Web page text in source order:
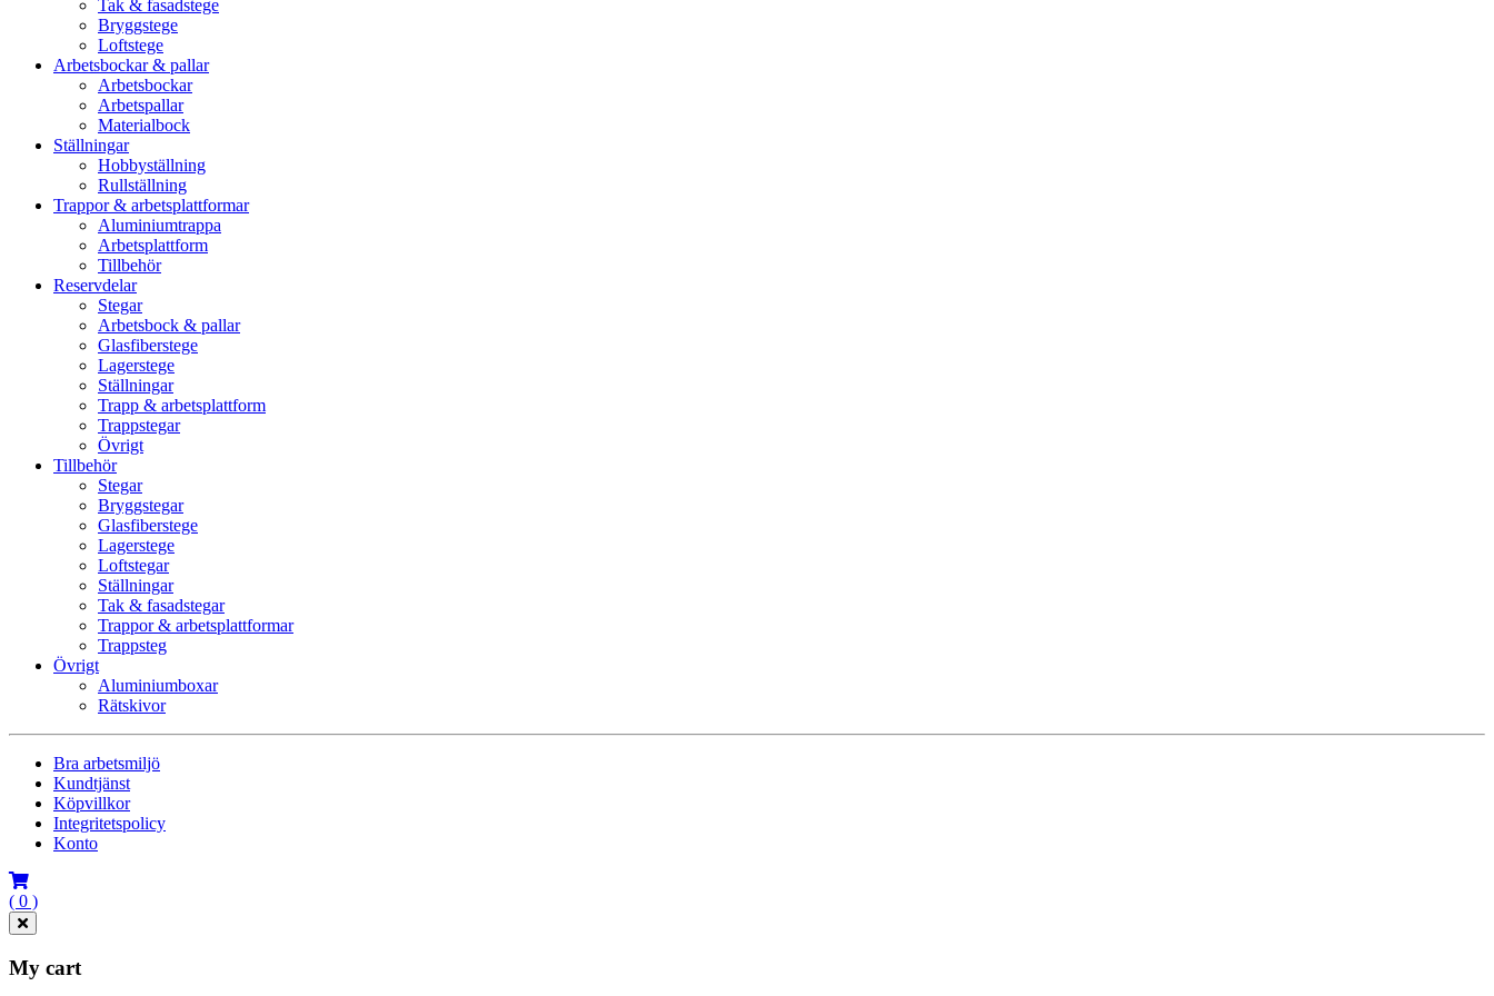
Tak & fasadstege
Bryggstege
Loftstege
Arbetsbockar & pallar
Arbetsbockar
Arbetspallar
Materialbock
Ställningar
Hobbyställning
Rullställning
Trappor & arbetsplattformar
Aluminiumtrappa
Arbetsplattform
Tillbehör
Reservdelar
Stegar
Arbetsbock & pallar
Glasfiberstege
Lagerstege
Ställningar
Trapp & arbetsplattform
Trappstegar
Övrigt
Tillbehör
Stegar
Bryggstegar
Glasfiberstege
Lagerstege
Loftstegar
Ställningar
Tak & fasadstegar
Trappor & arbetsplattformar
Trappsteg
Övrigt
Aluminiumboxar
Rätskivor
Bra arbetsmiljö
Kundtjänst
Köpvillkor
Integritetspolicy
Konto
( 0 )
My cart